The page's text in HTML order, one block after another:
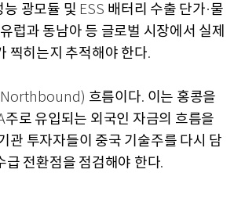
능 광모듈 및 ESS 배터리 수출 단가·물
럽과 동남아 등 글로벌 시장에서 실제
찍히는지 추적해야 한다.
흐름이다. 이는 홍콩을
주로 유입되는 외국인 자금의 흐름을
관 투자자들이 중국 기술주를 다시 담
급 전환점을 점검해야 한다.